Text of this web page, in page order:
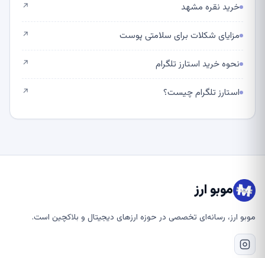
خرید نقره مشهد ↗
مزایای شکلات برای سلامتی پوست ↗
نحوه خرید استارز تلگرام ↗
استارز تلگرام چیست؟ ↗
موبو ارز
موبو ارز، رسانه‌ای تخصصی در حوزه ارزهای دیجیتال و بلاکچین است.